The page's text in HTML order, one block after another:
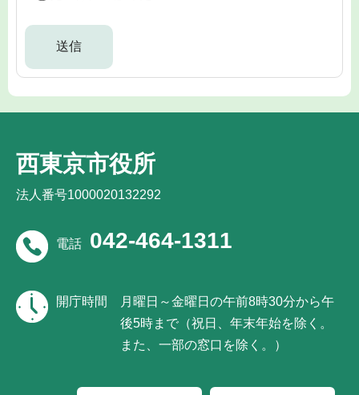
西東京市役所
法人番号1000020132292
電話 042-464-1311
開庁時間
月曜日～金曜日の午前8時30分から午
後5時まで（祝日、年末年始を除く。
また、一部の窓口を除く。）